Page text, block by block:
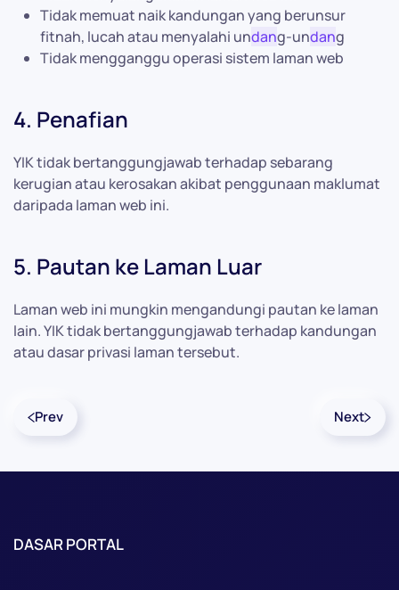
Tidak memuat naik kandungan yang berunsur
fitnah, lucah atau menyalahi undang-undang
Tidak mengganggu operasi sistem laman web
4. Penafian
YIK tidak bertanggungjawab terhadap sebarang
kerugian atau kerosakan akibat penggunaan maklumat
daripada laman web ini.
5. Pautan ke Laman Luar
Laman web ini mungkin mengandungi pautan ke laman
lain. YIK tidak bertanggungjawab terhadap kandungan
atau dasar privasi laman tersebut.
Prev Next
DASAR PORTAL